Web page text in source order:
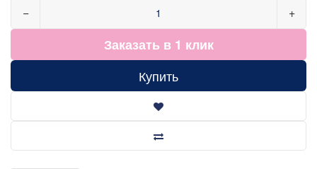
− +
Заказать в 1 клик
Купить